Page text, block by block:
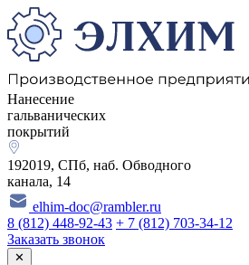
Нанесение
гальванических
покрытий
192019, СПб, наб. Обводного
канала, 14
elhim-doc@rambler.ru
8 (812) 448-92-43 + 7 (812) 703-34-12
Заказать звонок
✕